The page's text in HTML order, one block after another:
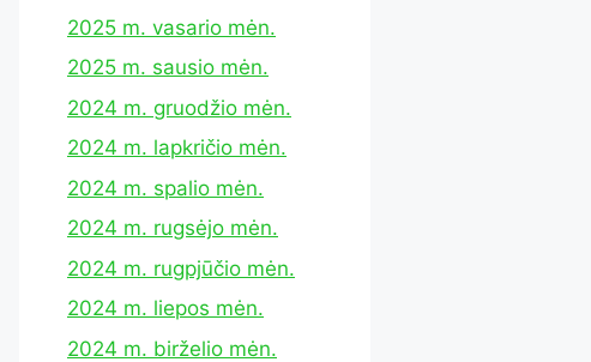
2025 m. vasario mėn.
2025 m. sausio mėn.
2024 m. gruodžio mėn.
2024 m. lapkričio mėn.
2024 m. spalio mėn.
2024 m. rugsėjo mėn.
2024 m. rugpjūčio mėn.
2024 m. liepos mėn.
2024 m. birželio mėn.